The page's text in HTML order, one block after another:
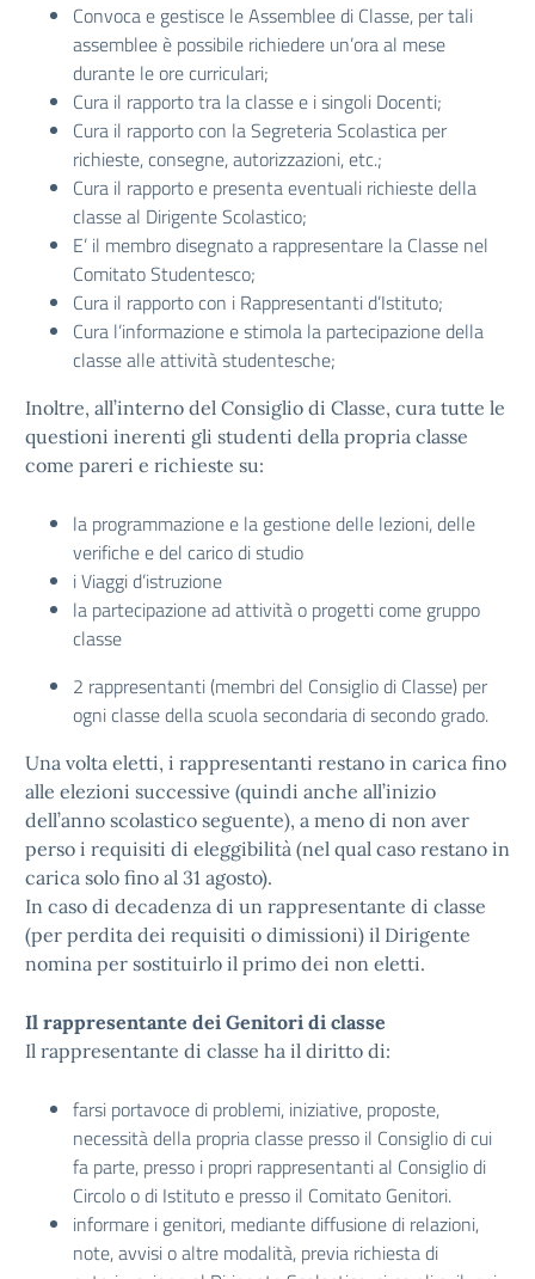
Convoca e gestisce le Assemblee di Classe, per tali
assemblee è possibile richiedere un’ora al mese
durante le ore curriculari;
Cura il rapporto tra la classe e i singoli Docenti;
Cura il rapporto con la Segreteria Scolastica per
richieste, consegne, autorizzazioni, etc.;
Cura il rapporto e presenta eventuali richieste della
classe al Dirigente Scolastico;
E’ il membro disegnato a rappresentare la Classe nel
Comitato Studentesco;
Cura il rapporto con i Rappresentanti d’Istituto;
Cura l’informazione e stimola la partecipazione della
classe alle attività studentesche;
Inoltre, all’interno del Consiglio di Classe, cura tutte le
questioni inerenti gli studenti della propria classe
come pareri e richieste su:
la programmazione e la gestione delle lezioni, delle
verifiche e del carico di studio
i Viaggi d’istruzione
la partecipazione ad attività o progetti come gruppo
classe
2 rappresentanti (membri del Consiglio di Classe) per
ogni classe della scuola secondaria di secondo grado.
Una volta eletti, i rappresentanti restano in carica fino
alle elezioni successive (quindi anche all’inizio
dell’anno scolastico seguente), a meno di non aver
perso i requisiti di eleggibilità (nel qual caso restano in
carica solo fino al 31 agosto).
In caso di decadenza di un rappresentante di classe
(per perdita dei requisiti o dimissioni) il Dirigente
nomina per sostituirlo il primo dei non eletti.
Il rappresentante dei Genitori di classe
Il rappresentante di classe ha il diritto di:
farsi portavoce di problemi, iniziative, proposte,
necessità della propria classe presso il Consiglio di cui
fa parte, presso i propri rappresentanti al Consiglio di
Circolo o di Istituto e presso il Comitato Genitori.
informare i genitori, mediante diffusione di relazioni,
note, avvisi o altre modalità, previa richiesta di